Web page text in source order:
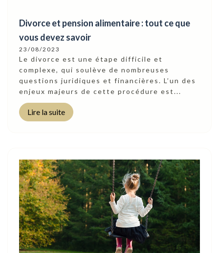
Divorce et pension alimentaire : tout ce que
vous devez savoir
23/08/2023
Le divorce est une étape difficile et
complexe, qui soulève de nombreuses
questions juridiques et financières. L’un des
enjeux majeurs de cette procédure est...
Lire la suite